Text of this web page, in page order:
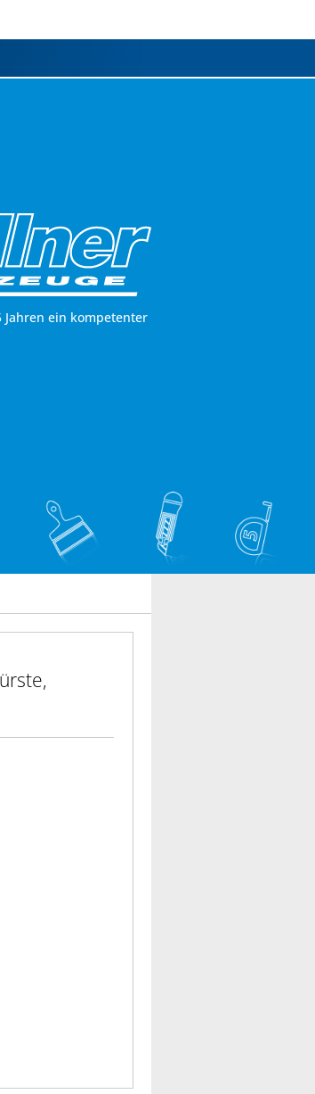
ein kompetenter